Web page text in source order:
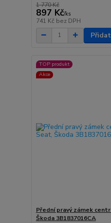
1 770 Kč
897 Kč/ks
741 Kč bez DPH
TOP produkt
Akce
Přední pravý zámek
Škoda 3B1837016CA